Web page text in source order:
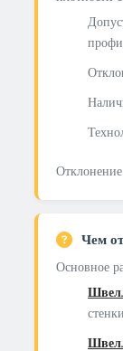
Отклонение
Чем
Основное